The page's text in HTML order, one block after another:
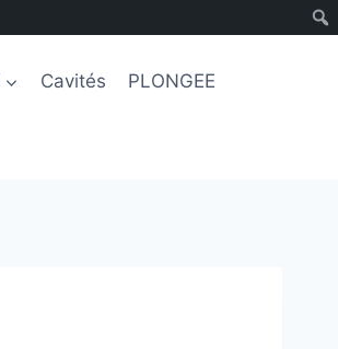
Cavités PLONGEE